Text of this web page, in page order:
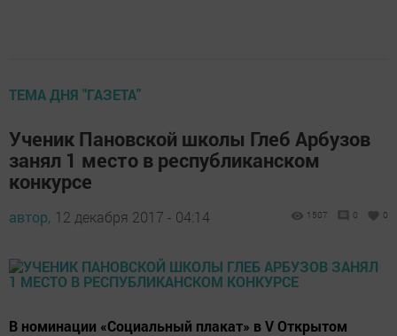
ТЕМА ДНЯ "ГАЗЕТА"
Ученик Пановской школы Глеб Арбузов
занял 1 место в республиканском
конкурсе
автор, 12 декабря 2017 - 04:14 1507 0 0
В номинации «Социальный плакат» в V Открытом